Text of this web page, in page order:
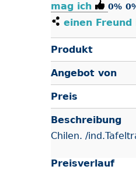
mag ich 0%
einen
Produkt
Angebot von
Preis
Beschreibung
Chilen. /
Preisverlauf